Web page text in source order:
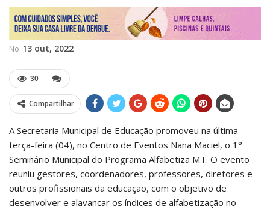
No 13 out, 2022
30
Compartilhar
A Secretaria Municipal de Educação promoveu na última
terça-feira (04), no Centro de Eventos Nana Maciel, o 1°
Seminário Municipal do Programa Alfabetiza MT. O evento
reuniu gestores, coordenadores, professores, diretores e
outros profissionais da educação, com o objetivo de
desenvolver e alavancar os índices de alfabetização no